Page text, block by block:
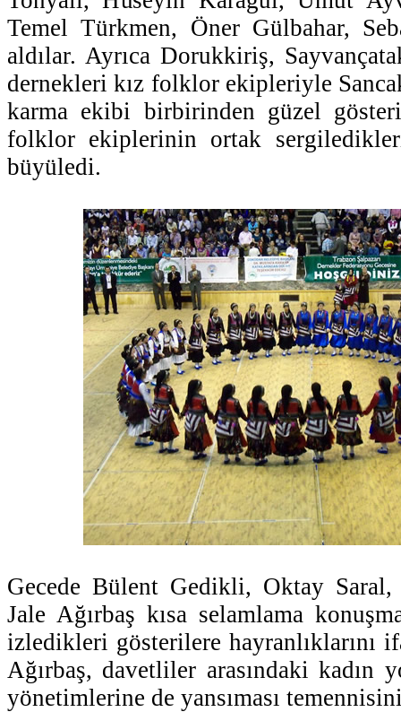
Temel Türkmen, Öner Gülbahar,
aldılar. Ayrıca Dorukkiriş,
dernekleri kız folklor ekipleriyle
karma ekibi birbirinden güzel
folklor ekiplerinin ortak
büyüledi.
Gecede Bülent Gedikli, Oktay
Jale Ağırbaş kısa selamlama
izledikleri gösterilere hayranlıklarını
Ağırbaş, davetliler arasındaki kadın
yönetimlerine de yansıması